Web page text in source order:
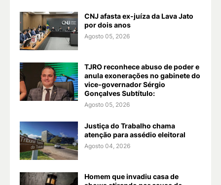
CNJ afasta ex-juíza da Lava Jato
por dois anos
Agosto 05, 2026
TJRO reconhece abuso de poder e
anula exonerações no gabinete do
vice-governador Sérgio
Gonçalves Subtítulo:
Agosto 05, 2026
Justiça do Trabalho chama
atenção para assédio eleitoral
Agosto 04, 2026
Homem que invadiu casa de